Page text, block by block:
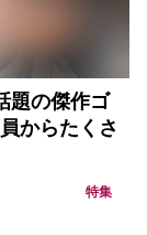
題の傑作ゴ
からたくさ
特集